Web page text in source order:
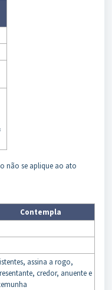
não se aplique ao ato
Contempla
assina a rogo,
credor, anuente e